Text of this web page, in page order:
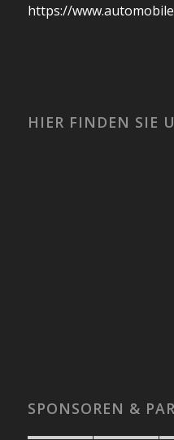
https://
HIER FINDEN SIE
SPONSOREN &